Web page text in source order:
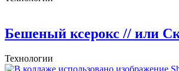
Бешеный ксерокс // или
Технологии